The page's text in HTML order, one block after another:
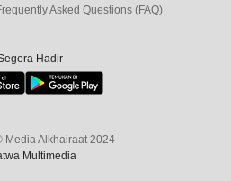
Asked Questions (FAQ)
Hadir
Media Alkhairaat 2024
Multimedia